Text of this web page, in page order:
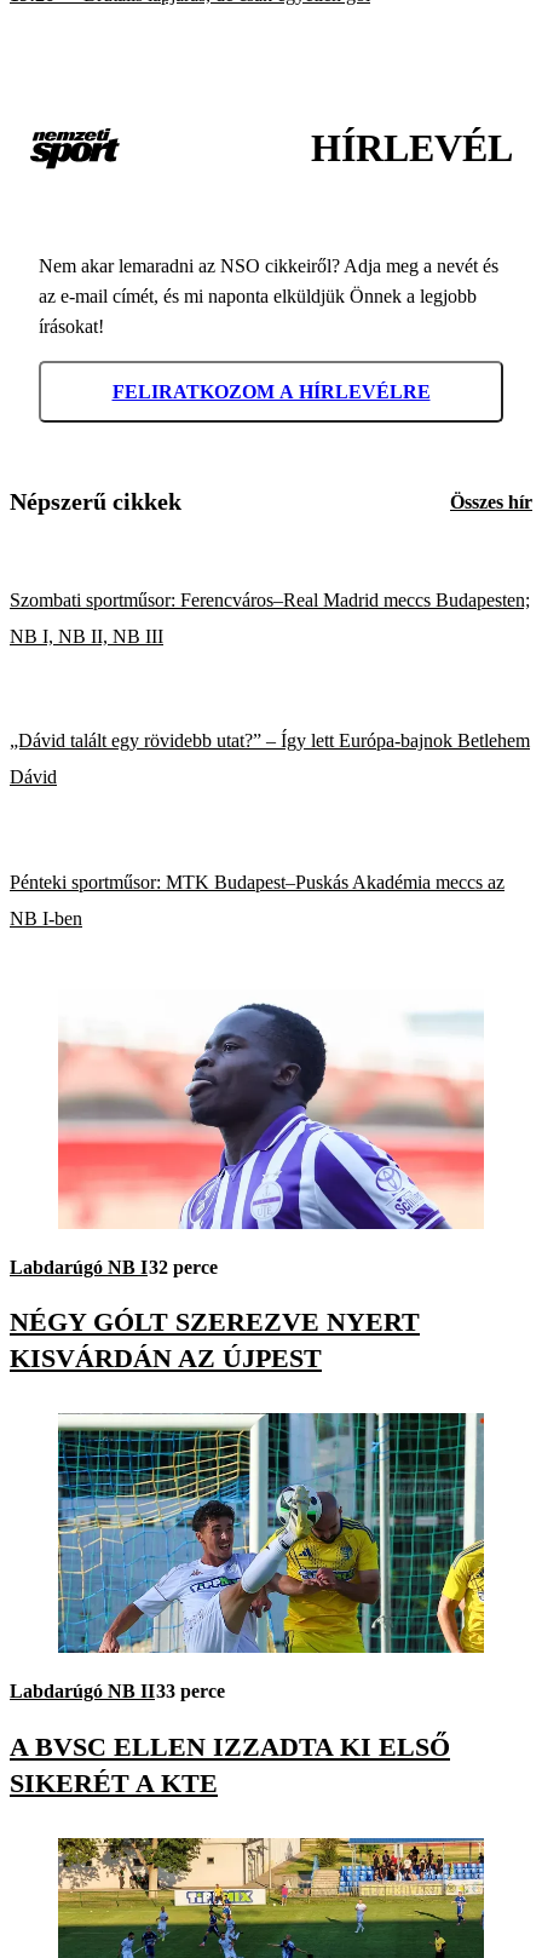
HÍRLEVÉL
Nem akar lemaradni az NSO cikkeiről? Adja meg a nevét és
az e-mail címét, és mi naponta elküldjük Önnek a legjobb
írásokat!
FELIRATKOZOM A HÍRLEVÉLRE
Népszerű cikkek Összes hír
Szombati sportműsor: Ferencváros–Real Madrid meccs Budapesten;
NB I, NB II, NB III
„Dávid talált egy rövidebb utat?” – Így lett Európa-bajnok Betlehem
Dávid
Pénteki sportműsor: MTK Budapest–Puskás Akadémia meccs az
NB I-ben
Labdarúgó NB I32 perce
NÉGY GÓLT SZEREZVE NYERT
KISVÁRDÁN AZ ÚJPEST
Labdarúgó NB II33 perce
A BVSC ELLEN IZZADTA KI ELSŐ
SIKERÉT A KTE